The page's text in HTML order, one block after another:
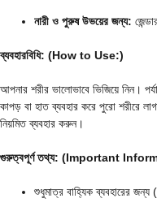
নারী ও পুরুষ উভয়ের জন্য:
ব্যবহারবিধি: (How to Use:)
আপনার শরীর ভালোভাবে ভিজিয়ে নিন।
কাপড় বা হাত ব্যবহার করে পুরো শরীরে
নিয়মিত ব্যবহার করুন।
গুরুত্বপূর্ণ তথ্য: (Important
শুধুমাত্র বাহ্যিক ব্যবহারের